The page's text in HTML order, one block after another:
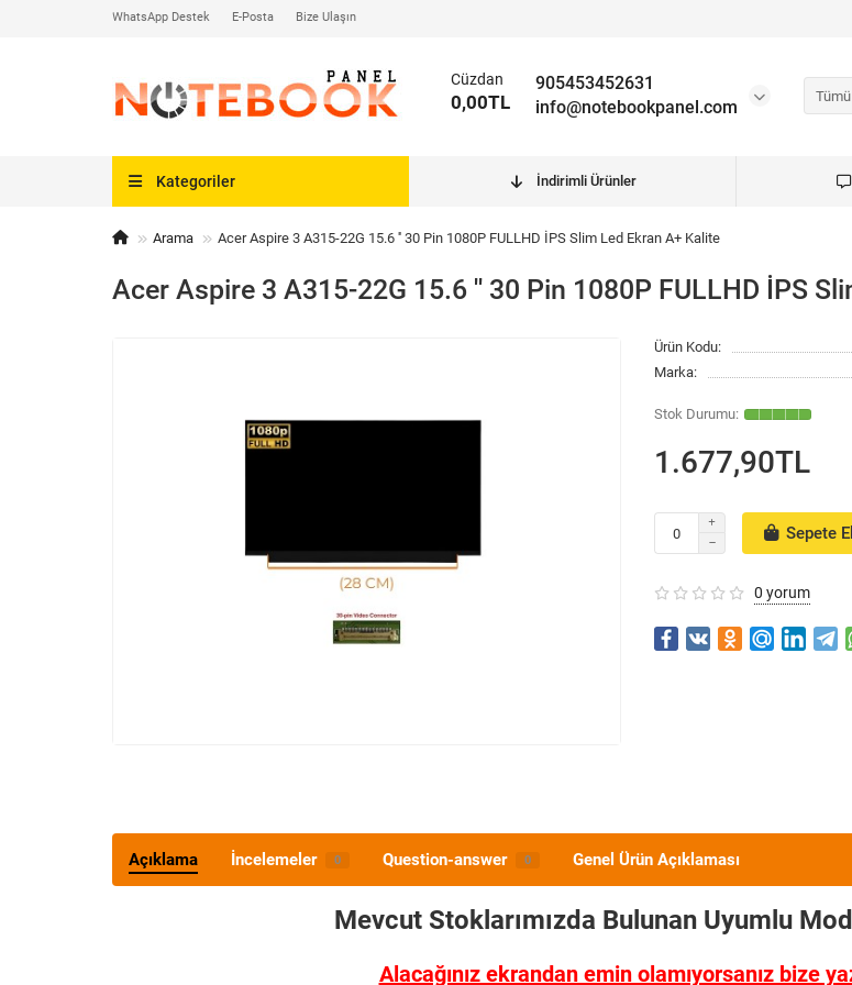
WhatsApp Destek E-Posta Bize Ulaşın
Tümü
905453452631
info@notebookpanel.com
Cüzdan
0,00TL
Kategoriler İndirimli Ürünler
Arama Acer Aspire 3 A315-22G 15.6 '' 30 Pin 1080P FULLHD İPS Slim Led Ekran A+ Kalite
Acer Aspire 3 A315-22G 15.6 '' 30 Pin 1080P FULLHD İPS
Ürün Kodu:
Marka:
1.677,90TL
Sepete
0 yorum
Açıklama İncelemeler 0 Question-answer 0 Genel Ürün Açıklaması
Mevcut Stoklarımızda Bulunan Uyumlu
Alacağınız ekrandan emin olamıyorsanız bize